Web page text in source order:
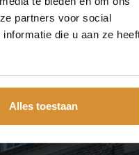
partners voor social
die u aan ze
Alles toestaan